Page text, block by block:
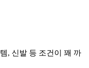
, 신발 등 조건이 꽤 까